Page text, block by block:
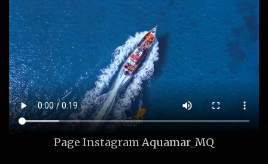
Page InstagramAquamar_MQ